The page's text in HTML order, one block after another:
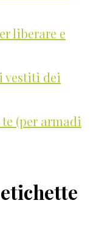
liberare e
vestiti dei
(per armadi